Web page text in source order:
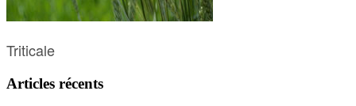
Triticale
Articles récents